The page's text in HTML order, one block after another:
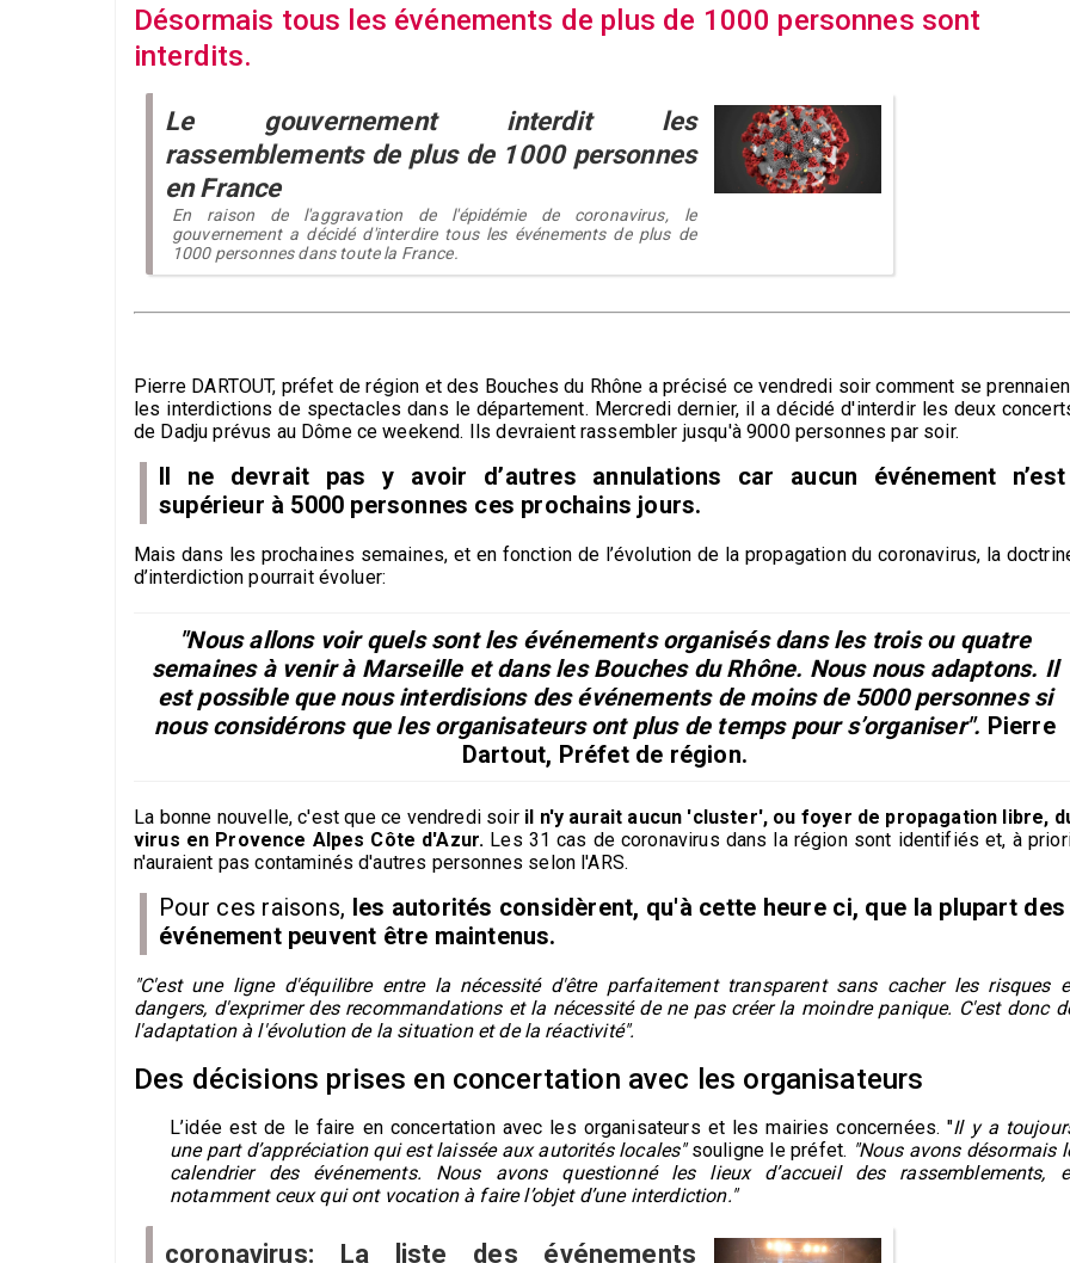
Désormais tous les événements de plus de 1000 personnes sont
interdits.
Le gouvernement interdit les
rassemblements de plus de 1000 personnes
en France
En raison de l'aggravation de l'épidémie de coronavirus, le
gouvernement a décidé d'interdire tous les événements de plus de
1000 personnes dans toute la France.
Pierre DARTOUT, préfet de région et des Bouches du Rhône a précisé ce vendredi soir comment se
les interdictions de spectacles dans le département. Mercredi dernier, il a décidé d'interdir les deux
de Dadju prévus au Dôme ce weekend. Ils devraient rassembler jusqu'à 9000 personnes par soir.
Il ne devrait pas y avoir d’autres annulations car aucun événement n’est
supérieur à 5000 personnes ces prochains jours.
Mais dans les prochaines semaines, et en fonction de l’évolution de la propagation du coronavirus, la
d’interdiction pourrait évoluer:
"Nous allons voir quels sont les événements organisés dans les trois ou quatre
semaines à venir à Marseille et dans les Bouches du Rhône. Nous nous adaptons. Il
est possible que nous interdisions des événements de moins de 5000 personnes si
nous considérons que les organisateurs ont plus de temps pour s’organiser". Pierre
Dartout, Préfet de région.
La bonne nouvelle, c'est que ce vendredi soir il n'y aurait aucun 'cluster', ou foyer de propagation libre,
virus en Provence Alpes Côte d'Azur. Les 31 cas de coronavirus dans la région sont identifiés et, à
n'auraient pas contaminés d'autres personnes selon l'ARS.
Pour ces raisons, les autorités considèrent, qu'à cette heure ci, que la plupart des
événement peuvent être maintenus.
"C'est une ligne d'équilibre entre la nécessité d'être parfaitement transparent sans cacher les risques
dangers, d'exprimer des recommandations et la nécessité de ne pas créer la moindre panique. C'est donc
l'adaptation à l'évolution de la situation et de la réactivité".
Des décisions prises en concertation avec les organisateurs
L’idée est de le faire en concertation avec les organisateurs et les mairies concernées. "Il y a
une part d’appréciation qui est laissée aux autorités locales"souligne le préfet. "Nous avons désormais
calendrier des événements. Nous avons questionné les lieux d’accueil des rassemblements,
notamment ceux qui ont vocation à faire l’objet d’une interdiction."
coronavirus: La liste des événements